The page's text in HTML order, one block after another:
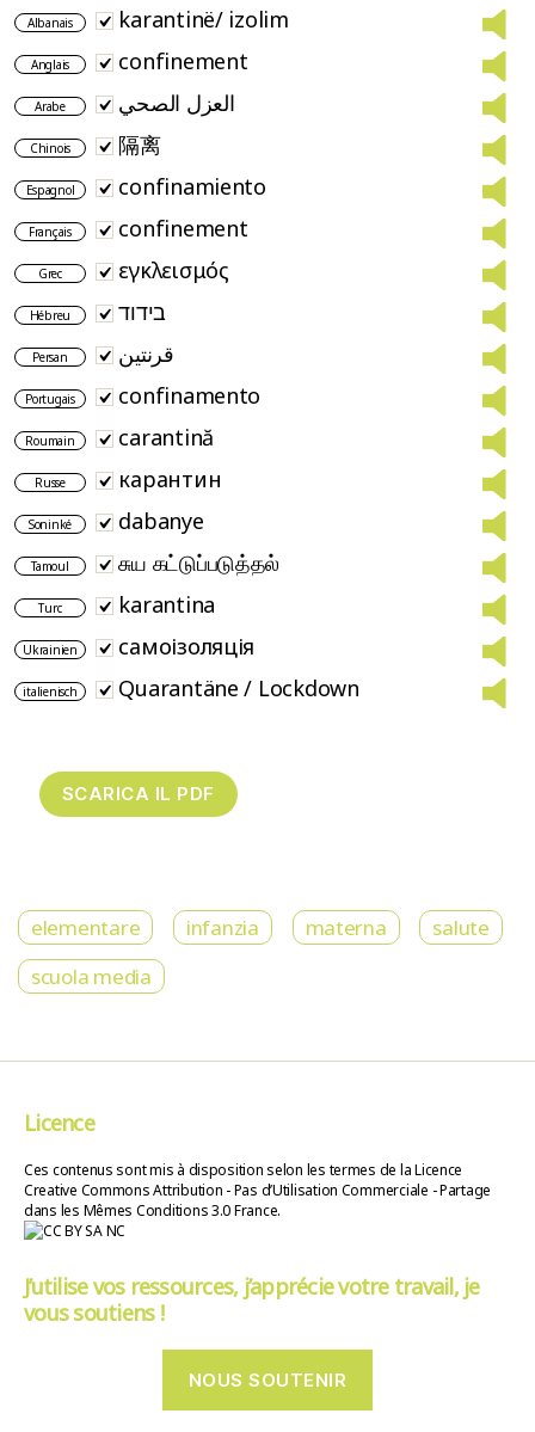
Albanais karantinë/ izolim
Anglais confinement
Arabe العزل الصحي
Chinois 隔离
Espagnol confinamiento
Français confinement
Grec εγκλεισμός
Hébreu בידוד
Persan قرنتین
Portugais confinamento
Roumain carantină
Russe карантин
Soninké dabanye
Tamoul சுய கட்டுப்படுத்தல்
Turc karantina
Ukrainien самоізоляція
italienisch Quarantäne / Lockdown
elementare infanzia materna
salute
scuola media
Licence
Ces contenus sont mis à disposition selon les termes de la Licence
Creative Commons Attribution - Pas d’Utilisation Commerciale - Partage
dans les Mêmes Conditions 3.0 France.
J’utilise vos ressources, j’apprécie votre travail, je
vous soutiens !
NOUS SOUTENIR